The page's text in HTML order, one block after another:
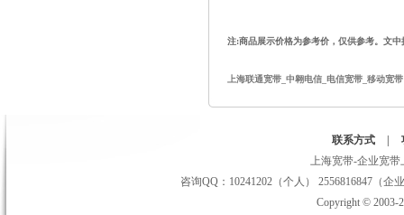
注:商品展示价格为参考价，仅供参考。文
上海联通宽带_中翱电信_电信宽带_移动宽带
联系方式
上海宽带-企业宽带
咨询QQ：10241202（个人） 2556816847（企
Copyright © 2003-